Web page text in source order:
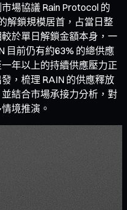
場協議 Rain Protocol 的
解鎖規模居首，占當日整
於單日解鎖金額本身，一
目前仍有約63% 的總供應
年以上的持續供應壓力正
，梳理 RAIN 的供應釋放
結合市場承接力分析，對
境推演。